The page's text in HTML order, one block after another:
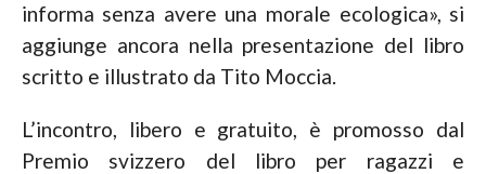
informa senza avere una morale ecologica», si
aggiunge ancora nella presentazione del libro
scritto e illustrato da Tito Moccia.
L’incontro, libero e gratuito, è promosso dal
Premio svizzero del libro per ragazzi e